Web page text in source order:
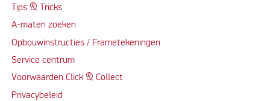
Tips & Tricks
A-maten zoeken
Opbouwinstructies / Frametekeningen
Service centrum
Voorwaarden Click & Collect
Privacybeleid